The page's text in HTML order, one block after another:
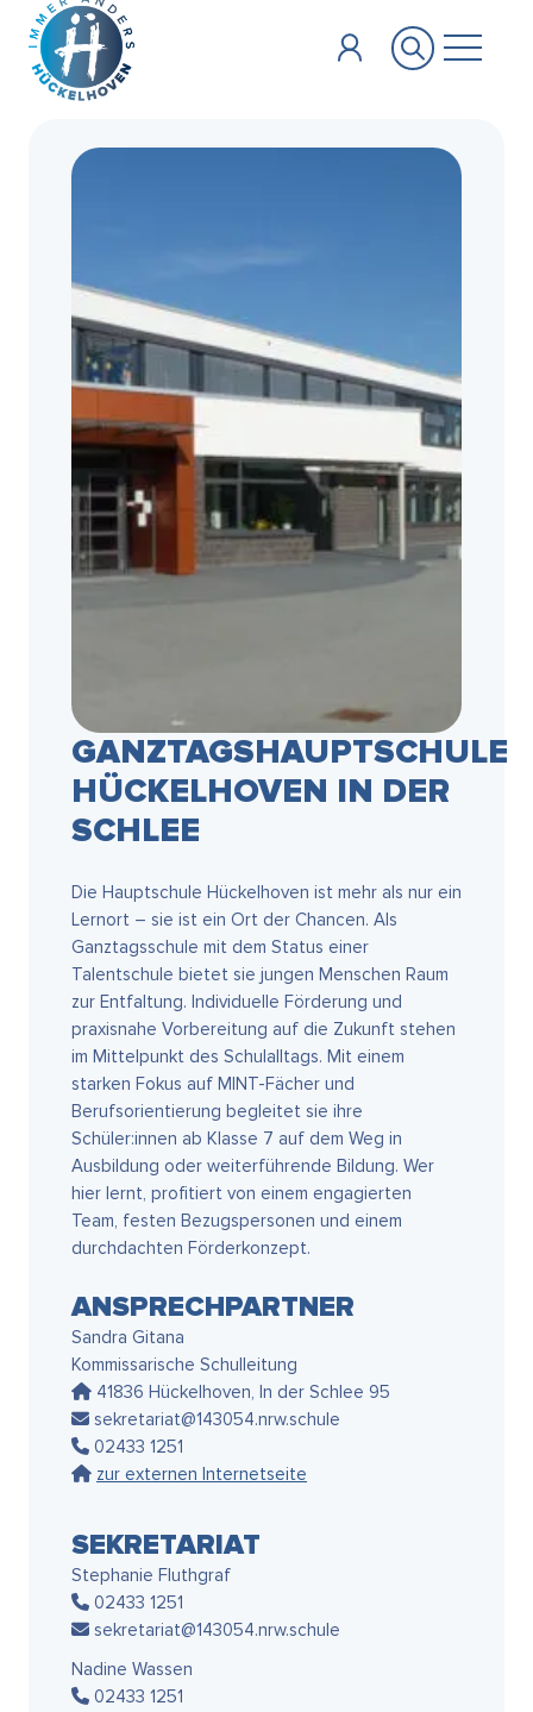
Zum Hauptinhalt springen
GANZTAGSHAUPTSCHULE
HÜCKELHOVEN IN DER
SCHLEE
Die Hauptschule Hückelhoven ist mehr als nur ein
Lernort – sie ist ein Ort der Chancen. Als
Ganztagsschule mit dem Status einer
Talentschule bietet sie jungen Menschen Raum
zur Entfaltung. Individuelle Förderung und
praxisnahe Vorbereitung auf die Zukunft stehen
im Mittelpunkt des Schulalltags. Mit einem
starken Fokus auf MINT-Fächer und
Berufsorientierung begleitet sie ihre
Schüler:innen ab Klasse 7 auf dem Weg in
Ausbildung oder weiterführende Bildung. Wer
hier lernt, profitiert von einem engagierten
Team, festen Bezugspersonen und einem
durchdachten Förderkonzept.
ANSPRECHPARTNER
Sandra Gitana
Kommissarische Schulleitung
41836 Hückelhoven, In der Schlee 95
sekretariat@143054.nrw.schule
02433 1251
zur externen Internetseite
SEKRETARIAT
Stephanie Fluthgraf
02433 1251
sekretariat@143054.nrw.schule
Nadine Wassen
02433 1251